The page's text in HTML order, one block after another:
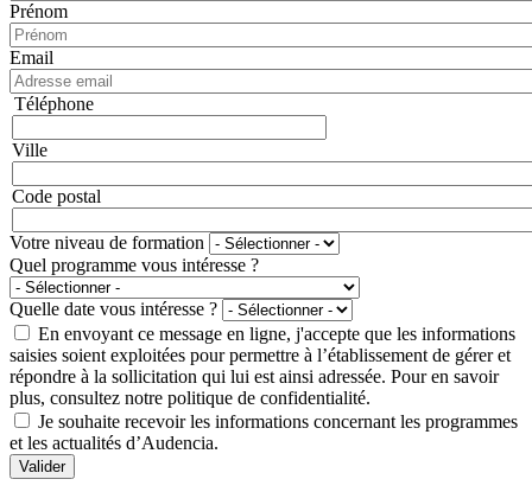
Prénom
Email
Téléphone
Adresse
Ville
Code postal
Votre niveau de formation
Quel programme vous intéresse ?
Quelle date vous intéresse ?
En envoyant ce message en ligne, j'accepte que les informations
saisies soient exploitées pour permettre à l’établissement de gérer et
répondre à la sollicitation qui lui est ainsi adressée. Pour en savoir
plus, consultez notre politique de confidentialité.
Je souhaite recevoir les informations concernant les programmes
et les actualités d’Audencia.
Valider